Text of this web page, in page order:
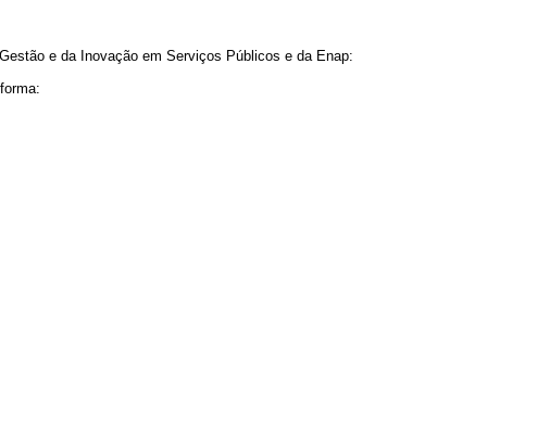
e da Inovação em Serviços Públicos e da Enap: